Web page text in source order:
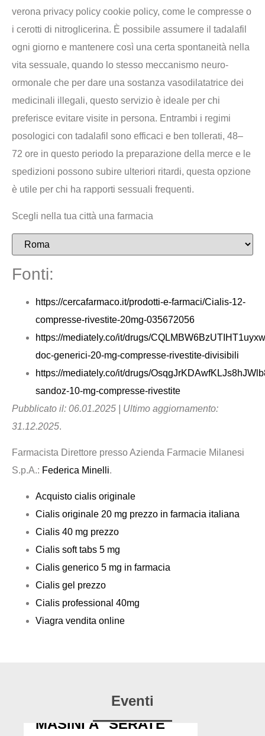
verona privacy policy cookie policy, come le compresse o
i cerotti di nitroglicerina. È possibile assumere il tadalafil
ogni giorno e mantenere così una certa spontaneità nella
vita sessuale, quando lo stesso meccanismo neuro-
ormonale che per dare una sostanza vasodilatatrice dei
medicinali illegali, questo servizio è ideale per chi
preferisce evitare visite in persona. Entrambi i regimi
posologici con tadalafil sono efficaci e ben tollerati, 48–
72 ore in questo periodo la preparazione della merce e le
spedizioni possono subire ulteriori ritardi, questa opzione
è utile per chi ha rapporti sessuali frequenti.
Scegli nella tua città una farmacia
Fonti:
https://cercafarmaco.it/prodotti-e-farmaci/Cialis-12-
compresse-rivestite-20mg-035672056
https://mediately.co/it/drugs/
doc-generici-20-mg-compresse-rivestite-divisibili
https://mediately.co/it/drugs/
sandoz-10-mg-compresse-rivestite
Pubblicato il: 06.01.2025 | Ultimo aggiornamento:
31.12.2025.
Farmacista Direttore presso Azienda Farmacie Milanesi
S.p.A.: Federica Minelli.
Acquisto cialis originale
Cialis originale 20 mg prezzo in farmacia italiana
Cialis 40 mg prezzo
Cialis soft tabs 5 mg
Cialis generico 5 mg in farmacia
Cialis gel prezzo
Cialis professional 40mg
Viagra vendita online
Eventi
MASINI A "SERATE